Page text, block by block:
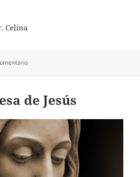
Celina
en San Juan XXIII
de Jesús